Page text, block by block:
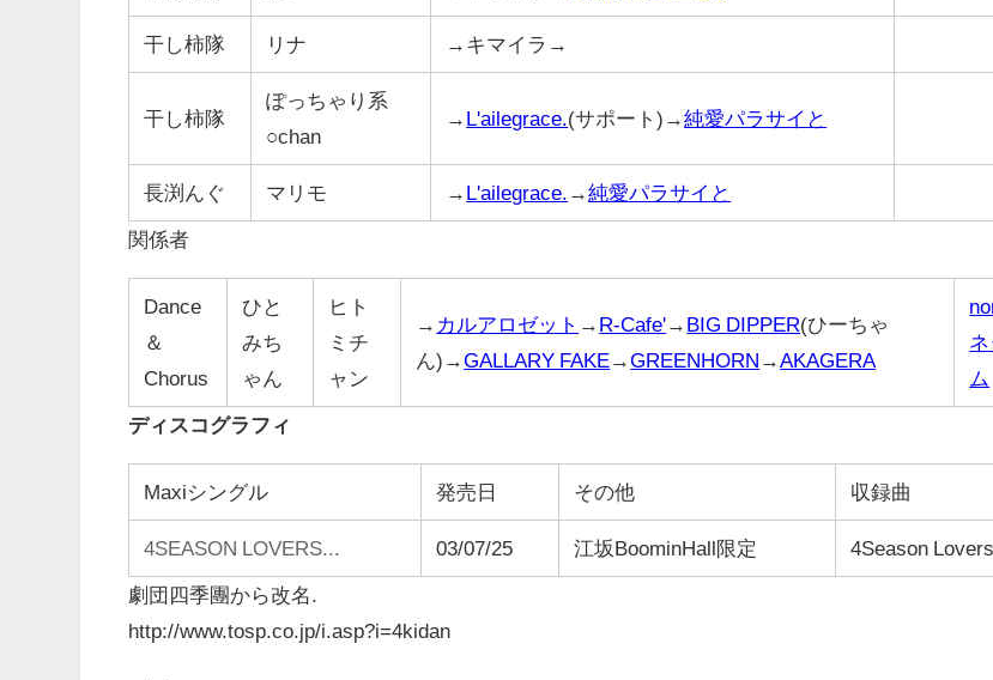
干し柿隊 リナ →キマイラ→
干し柿隊
ぽっちゃり系
○chan
→ L'ailegrace. (サポート)→純愛パラサイと
長渕んぐ マリモ → L'ailegrace. →純愛パラサイと
関係者
Dance
＆
Chorus
ひと
みち
ゃん
ヒト
ミチ
ャン
→ カルアロゼット → R-Cafe'→ BIG DIPPER(ひーちゃ
ん)→GALLARY FAKE→GREENHORN → AKAGERA
ム
ディスコグラフィ
Maxiシングル 発売日 その他 収録曲
4SEASON LOVERS... 03/07/25 江坂BoominHall限定 4Season
劇団四季團から改名.
http://www.tosp.co.jp/i.asp?i=4kidan